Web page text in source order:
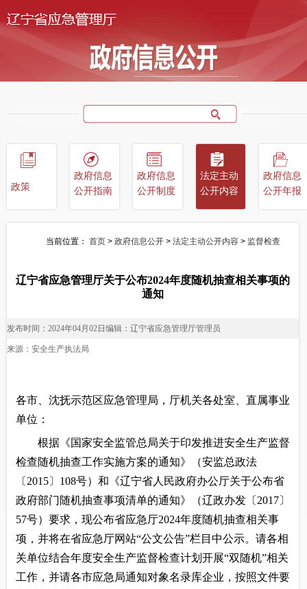
政策
政府信息
公开指南
政府信息
公开制度
法定主动
公开内容
政府信息
公开年报
当前位置： 首页> 政府信息公开> 法定主动公开内容> 监督检查
辽宁省应急管理厅关于公布2024年度随机抽查相关事项的
通知
发布时间：2024年04月02日 编辑：辽宁省应急管理厅管理员
来源：安全生产执法局
各市、沈抚示范区应急管理局，厅机关各处室、直属事业
单位：
根据《国家安全监管总局关于印发推进安全生产监督
检查随机抽查工作实施方案的通知》（安监总政法
〔2015〕108号）和《辽宁省人民政府办公厅关于公布省
政府部门随机抽查事项清单的通知》（辽政办发〔2017〕
57号）要求，现公布省应急厅2024年度随机抽查相关事
项，并将在省应急厅网站“公文公告”栏目中公示。请各相
关单位结合年度安全生产监督检查计划开展“双随机”相关
工作，并请各市应急局通知对象名录库企业，按照文件要